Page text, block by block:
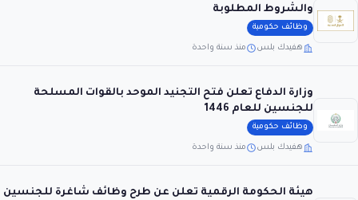
والشروط المطلوبة
وظائف حكومية
هفيدك بلس منذ سنة واحدة
وزارة الدفاع تعلن فتح التجنيد الموحد بالقوات المسلحة
للجنسين للعام 1446
وظائف حكومية
هفيدك بلس منذ سنة واحدة
هيئة الحكومة الرقمية تعلن عن طرح وظائف شاغرة للجنسين